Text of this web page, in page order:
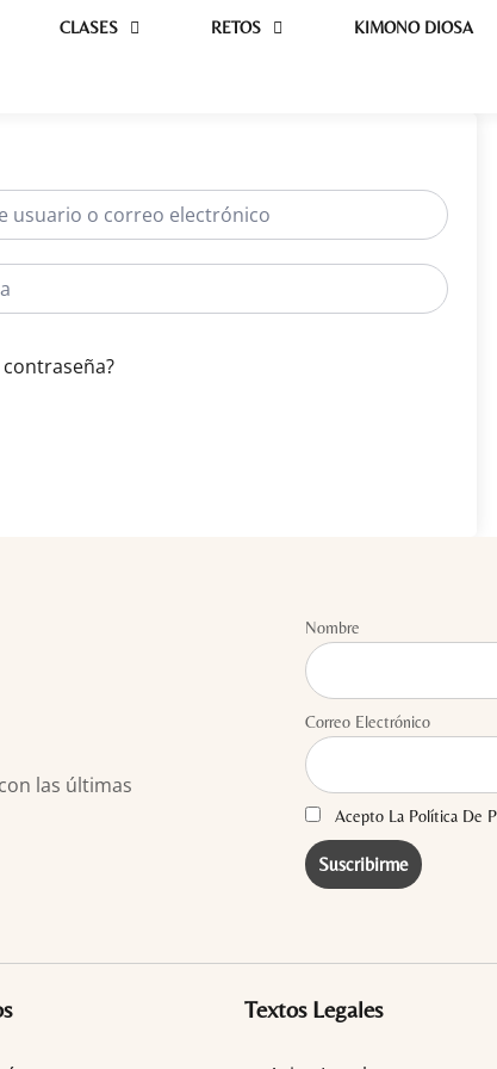
CLASES RETOS KIMONO DIOSA
las últimas
Nombre
Correo Electrónico
Acepto La Política De
Textos Legales